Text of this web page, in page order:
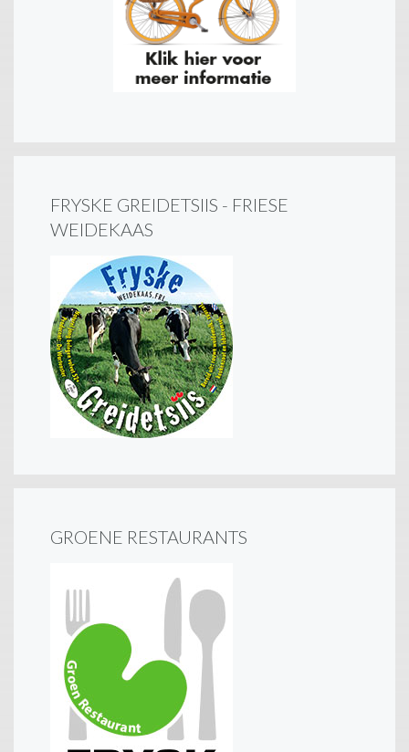
FRYSKE GREIDETSIIS - FRIESE
WEIDEKAAS
GROENE RESTAURANTS